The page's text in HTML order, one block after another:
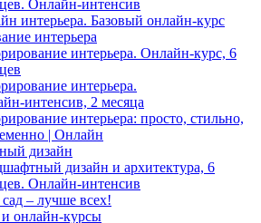
Онлайн-интенсив
интерьера. Базовый онлайн‑курс
интерьера
интерьера. Онлайн-курс, 6
интерьера.
2 месяца
интерьера: просто, стильно,
| Онлайн
дизайн
дизайн и архитектура, 6
Онлайн-интенсив
– лучше всех!
онлайн-курсы